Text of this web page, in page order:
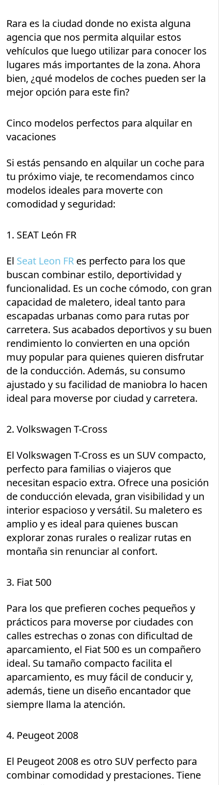
Rara es la ciudad donde no exista alguna
agencia que nos permita alquilar estos
vehículos que luego utilizar para conocer los
lugares más importantes de la zona. Ahora
bien, ¿qué modelos de coches pueden ser la
mejor opción para este fin?
Cinco modelos perfectos para alquilar en
vacaciones
Si estás pensando en alquilar un coche para
tu próximo viaje, te recomendamos cinco
modelos ideales para moverte con
comodidad y seguridad:
1. SEAT León FR
El Seat Leon FR es perfecto para los que
buscan combinar estilo, deportividad y
funcionalidad. Es un coche cómodo, con gran
capacidad de maletero, ideal tanto para
escapadas urbanas como para rutas por
carretera. Sus acabados deportivos y su buen
rendimiento lo convierten en una opción
muy popular para quienes quieren disfrutar
de la conducción. Además, su consumo
ajustado y su facilidad de maniobra lo hacen
ideal para moverse por ciudad y carretera.
2. Volkswagen T-Cross
El Volkswagen T-Cross es un SUV compacto,
perfecto para familias o viajeros que
necesitan espacio extra. Ofrece una posición
de conducción elevada, gran visibilidad y un
interior espacioso y versátil. Su maletero es
amplio y es ideal para quienes buscan
explorar zonas rurales o realizar rutas en
montaña sin renunciar al confort.
3. Fiat 500
Para los que prefieren coches pequeños y
prácticos para moverse por ciudades con
calles estrechas o zonas con dificultad de
aparcamiento, el Fiat 500 es un compañero
ideal. Su tamaño compacto facilita el
aparcamiento, es muy fácil de conducir y,
además, tiene un diseño encantador que
siempre llama la atención.
4. Peugeot 2008
El Peugeot 2008 es otro SUV perfecto para
combinar comodidad y prestaciones. Tiene